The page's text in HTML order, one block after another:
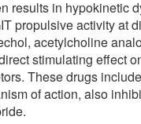
results in hypokinetic
propulsive activity at
acetylcholine
stimulating effect
These drugs
of action, also